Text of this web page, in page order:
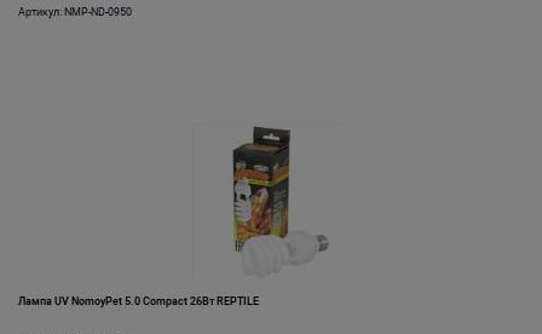
Артикул: NMP-ND-0950
Лампа UV NomoyPet 5.0 Compact 26Вт REPTILE